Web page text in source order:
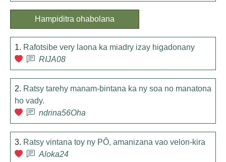
Hampiditra ohabolana
1. Rafotsibe very laona ka miadry izay higadonany
RIJA08
2. Ratsy tarehy manam-bintana ka ny soa no manatona
ho vady.
ndrina56Oha
3. Ratsy vintana toy ny PÔ, amanizana vao velon-kira
Aloka24